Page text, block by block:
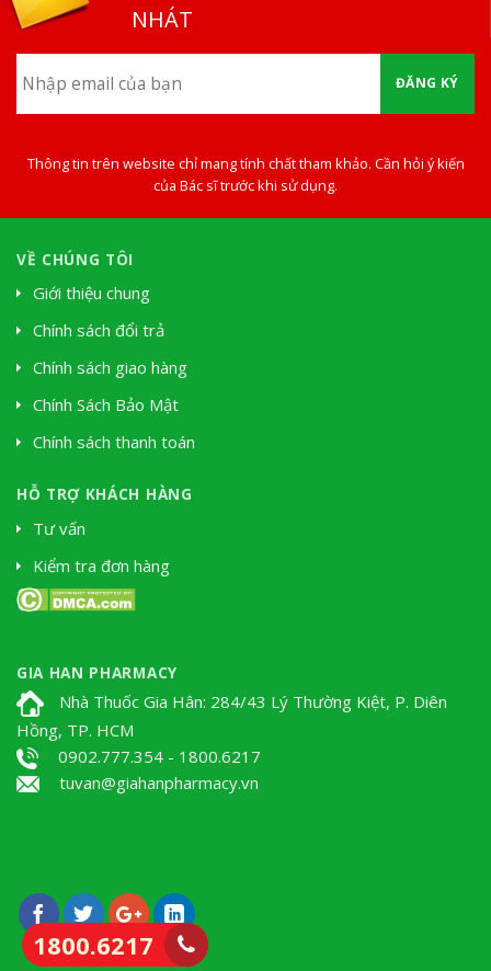
NHÁT
ĐĂNG KÝ
Thông tin trên website chỉ mang tính chất tham khảo. Cần hỏi ý kiến
của Bác sĩ trước khi sử dụng.
VỀ CHÚNG TÔI
Giới thiệu chung
Chính sách đổi trả
Chính sách giao hàng
Chính Sách Bảo Mật
Chính sách thanh toán
HỖ TRỢ KHÁCH HÀNG
Tư vấn
Kiểm tra đơn hàng
GIA HAN PHARMACY
Nhà Thuốc Gia Hân: 284/43 Lý Thường Kiệt, P. Diên
Hồng, TP. HCM
0902.777.354 - 1800.6217
tuvan@giahanpharmacy.vn
1800.6217